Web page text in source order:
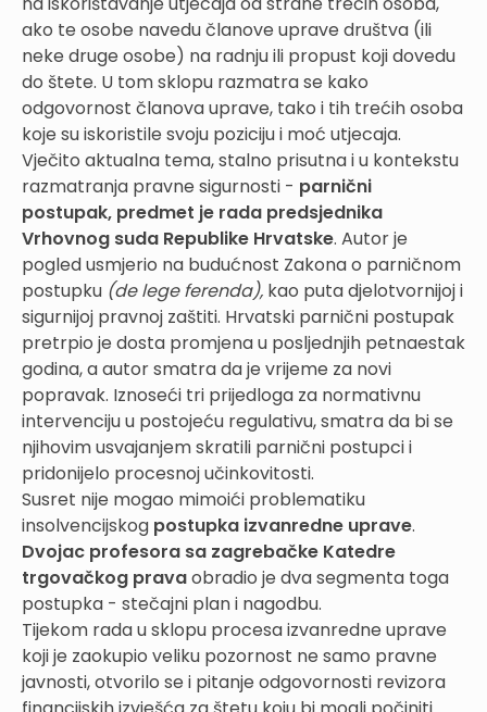
ako te osobe navedu članove uprave društva (ili
neke druge osobe) na radnju ili propust koji dovedu
do štete. U tom sklopu razmatra se kako
odgovornost članova uprave, tako i tih trećih osoba
koje su iskoristile svoju poziciju i moć utjecaja.
Vječito aktualna tema, stalno prisutna i u kontekstu
razmatranja pravne sigurnosti - parnični
postupak, predmet je rada predsjednika
Vrhovnog suda Republike Hrvatske. Autor je
pogled usmjerio na budućnost Zakona o parničnom
postupku (de lege ferenda), kao puta djelotvornijoj i
sigurnijoj pravnoj zaštiti. Hrvatski parnični postupak
pretrpio je dosta promjena u posljednjih petnaestak
godina, a autor smatra da je vrijeme za novi
popravak. Iznoseći tri prijedloga za normativnu
intervenciju u postojeću regulativu, smatra da bi se
njihovim usvajanjem skratili parnični postupci i
pridonijelo procesnoj učinkovitosti.
Susret nije mogao mimoići problematiku
insolvencijskog postupka izvanredne uprave.
Dvojac profesora sa zagrebačke Katedre
trgovačkog pravaobradio je dva segmenta toga
postupka - stečajni plan i nagodbu.
Tijekom rada u sklopu procesa izvanredne uprave
koji je zaokupio veliku pozornost ne samo pravne
javnosti, otvorilo se i pitanje odgovornosti revizora